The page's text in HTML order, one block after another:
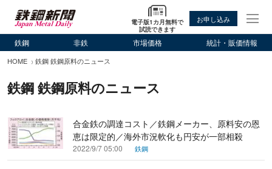
電子版1カ月無料で
試読できます
お申し込み
鉄鋼 非鉄 市場価格 統計・販価情報
HOME 鉄鋼 鉄鋼原料のニュース
鉄鋼 鉄鋼原料のニュース
合金鉄の調達コスト／鉄鋼メーカー、原料安の恩
恵は限定的／海外市況軟化も円安が一部相殺
2022/9/7 05:00 鉄鋼